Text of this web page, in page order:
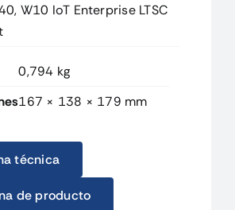
W10 IoT Enterprise LTSC
0,794 kg
167 × 138 × 179 mm
técnica
de producto